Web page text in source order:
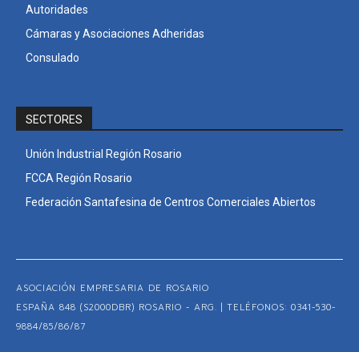
Autoridades
Cámaras y Asociaciones Adheridas
Consulado
SECTORES
Unión Industrial Región Rosario
FCCA Región Rosario
Federación Santafesina de Centros Comerciales Abiertos
ASOCIACIÓN EMPRESARIA DE ROSARIO
ESPAÑA 848 (S2000DBR) ROSARIO - ARG. | TELÉFONOS: 0341-530-
9884/85/86/87